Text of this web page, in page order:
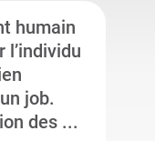
humain
l’individu
job.
des ...